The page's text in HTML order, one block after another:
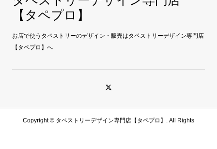
【タペプロ】
お店で使うタペストリーのデザイン・販売はタペストリーデザイン専門店
【タペプロ】へ
Copyright © タペストリーデザイン専門店【タペプロ】. All Rights